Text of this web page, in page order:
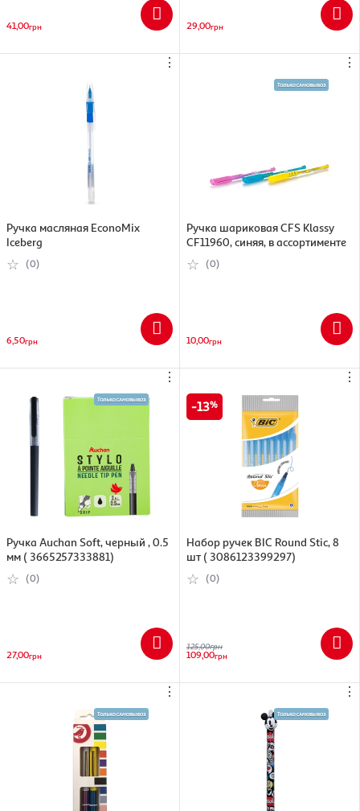
41,00грн 29,00грн
⋮
Ручка масляная EconoMix
Iceberg
(0)
6,50грн
⋮
Ручка шариковая CFS Klassy
CF11960, синяя, в ассортименте
(0)
10,00грн
⋮
Ручка Auchan Soft, черный , 0.5
мм ( 3665257333881)
(0)
27,00грн
⋮
13
Набор ручек BIC Round Stic, 8
шт ( 3086123399297)
(0)
125,00грн
109,00грн
⋮ ⋮